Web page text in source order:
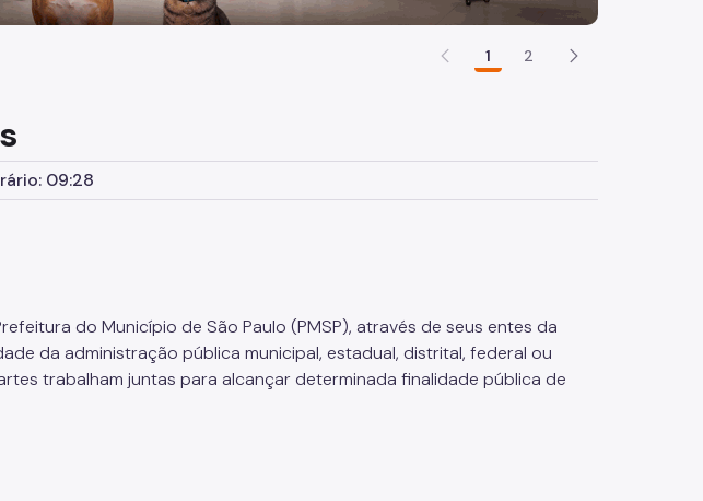
1 2
09:28
do Município de São Paulo (PMSP), através de seus entes da
da administração pública municipal, estadual, distrital, federal ou
trabalham juntas para alcançar determinada finalidade pública de